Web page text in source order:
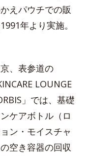
えパウチでの販
年より実施。
京、表参道の
LOUNGE
」では、基礎
ケアボトル（ロ
ン・モイスチャ
空き容器の回収